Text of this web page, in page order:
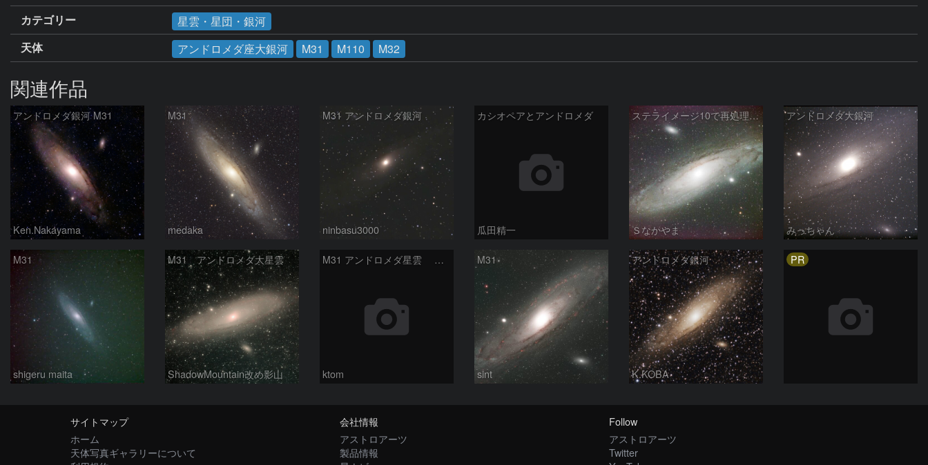
カテゴリー
星雲・星団・銀河
天体
アンドロメダ座大銀河 M31 M110 M32
関連作品
アンドロメダ銀河 M31
Ken.Nakayama
M31
medaka
M31 アンドロメダ銀河
ninbasu3000
カシオペアとアンドロメダ
瓜田精一
ステライメージ10で再処理したM31
Ｓなかやま
アンドロメダ大銀河
みっちゃん
M31
shigeru maita
M31 アンドロメダ大星雲
ShadowMountain改め影山
M31 アンドロメダ星雲 2026-1-14
ktom
M31
sint
アンドロメダ銀河
K.KOBA
PR
サイトマップ
ホーム
天体写真ギャラリーについて
会社情報
アストロアーツ
製品情報
Follow
アストロアーツ
Twitter